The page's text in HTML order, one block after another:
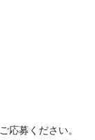
応募ください。